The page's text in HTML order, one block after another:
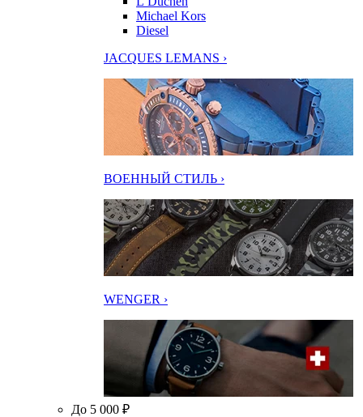
Michael Kors
Diesel
JACQUES LEMANS ›
ВОЕННЫЙ СТИЛЬ ›
WENGER ›
До 5 000 ₽